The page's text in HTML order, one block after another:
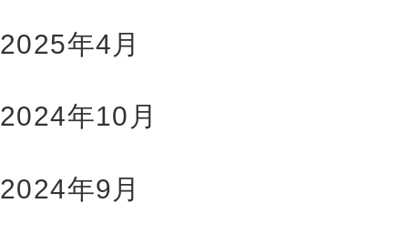
2025年4月
2024年10月
2024年9月